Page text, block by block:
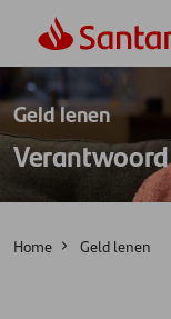
Geld lenen
Home Geld lenen